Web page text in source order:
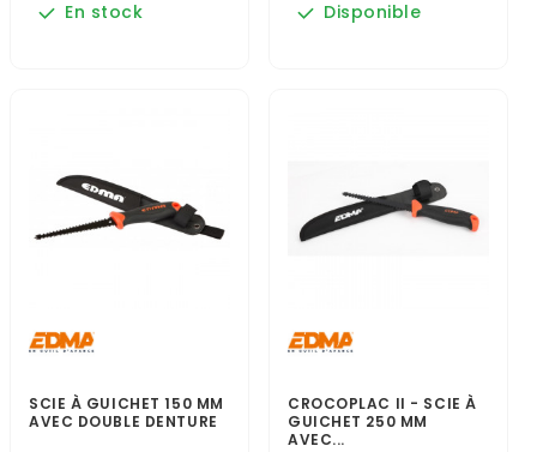
En stock Disponible
SCIE À GUICHET 150 MM
AVEC DOUBLE DENTURE
CROCOPLAC II - SCIE À
GUICHET 250 MM
AVEC...